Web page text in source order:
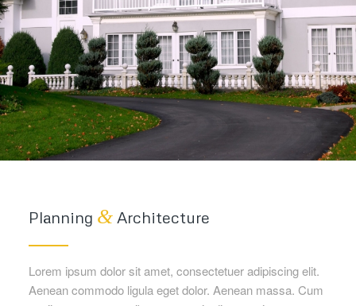
Planning &Architecture
Lorem ipsum dolor sit amet, consectetuer adipiscing elit.
Aenean commodo ligula eget dolor. Aenean massa. Cum